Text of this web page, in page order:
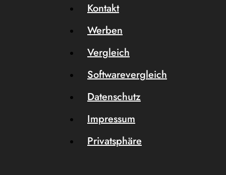
Kontakt
Werben
Vergleich
Softwarevergleich
Datenschutz
Impressum
Privatsphäre